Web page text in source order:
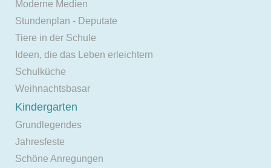
Moderne Medien
Stundenplan - Deputate
Tiere in der Schule
Ideen, die das Leben erleichtern
Schulküche
Weihnachtsbasar
Kindergarten
Grundlegendes
Jahresfeste
Schöne Anregungen